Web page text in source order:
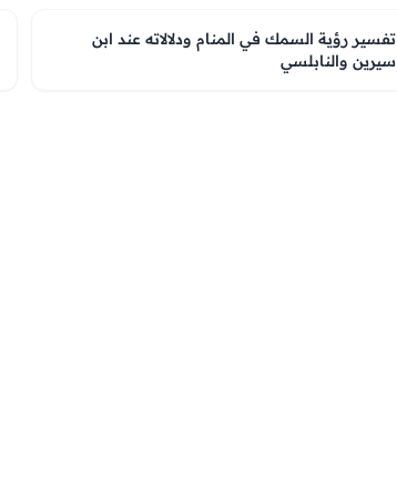
تفسير رؤية السمك في المنام ودلالاته عند ابن
سيرين والنابلسي